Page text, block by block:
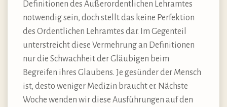
Definitionen des Außerordentlichen Lehramtes
notwendig sein, doch stellt das keine Perfektion
des Ordentlichen Lehramtes dar. Im Gegenteil
unterstreicht diese Vermehrung an Definitionen
nur die Schwachheit der Gläubigen beim
Begreifen ihres Glaubens. Je gesünder der Mensch
ist, desto weniger Medizin braucht er. Nächste
Woche wenden wir diese Ausführungen auf den